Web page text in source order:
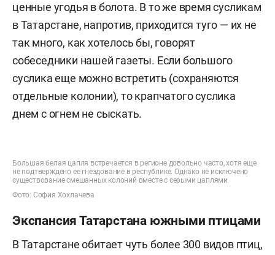
ценные угодья в болота. В то же время сусликам
в Татарстане, напротив, приходится туго — их не
так много, как хотелось бы, говорят
собеседники нашей газеты. Если большого
суслика еще можно встретить (сохраняются
отдельные колонии), то крапчатого суслика
днем с огнем не сыскать.
Большая белая цапля встречается в регионе довольно часто, хотя еще
не подтверждено ее гнездование в республике. Однако не исключено
существование смешанных колоний вместе с серыми цаплями
Фото: София Хохлачева
Экспансия Татарстана южными птицами
ВТатарстане обитает чуть более 300 видов птиц,